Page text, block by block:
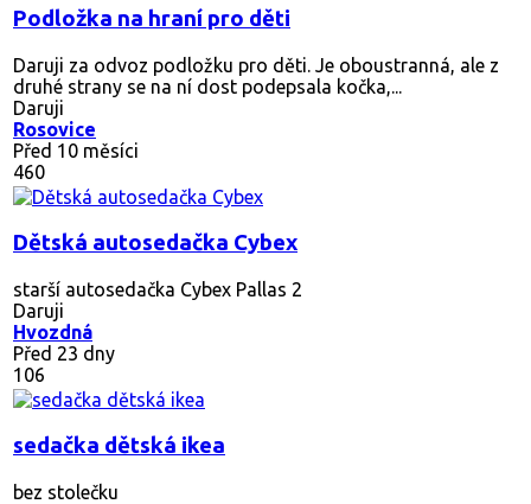
Podložka na hraní pro děti
Daruji za odvoz podložku pro děti. Je oboustranná, ale z
druhé strany se na ní dost podepsala kočka,...
Daruji
Rosovice
Před 10 měsíci
460
Dětská autosedačka Cybex
starší autosedačka Cybex Pallas 2
Daruji
Hvozdná
Před 23 dny
106
sedačka dětská ikea
bez stolečku